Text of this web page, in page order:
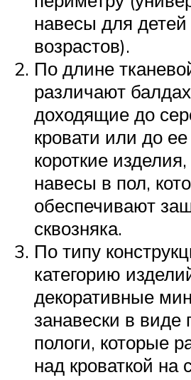
навесы для детей
возрастов).
По длине
различают
доходящие до
кровати или до ее
короткие
навесы в пол,
обеспечивают
сквозняка.
По типу
категорию
декоративные
занавески в виде
пологи, которые
над кроваткой на